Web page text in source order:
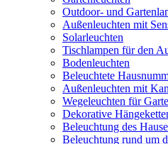
Outdoor- und
Außenleuchten mit
Solarleuchten
Tischlampen für den
Bodenleuchten
Beleuchtete
Außenleuchten mit
Wegeleuchten für
Dekorative
Beleuchtung des
Beleuchtung rund um